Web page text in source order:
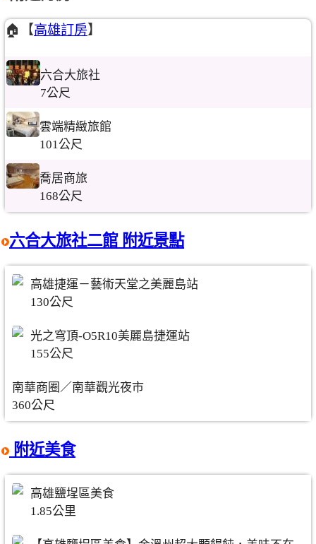
🏠【高雄訂房】
六合大旅社
7公尺
雲端精緻旅館
101公尺
喬居商旅
168公尺
六合大旅社二館 附近景點
高雄捷運－藝術天堂之美麗島站
130公尺
光之穹頂-O5R10美麗島捷運站
155公尺
南華商圈／南華觀光夜市
360公尺
附近美食
高雄鹽埕區美食
1.85公里